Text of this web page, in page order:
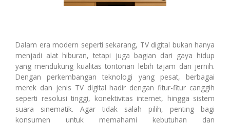
Paket SMS & Telepon
Unlock / Aktivasi Voucher
Transaksi Terjadwal
Transaksi Massal
Dalam era modern seperti sekarang, TV digital bukan hanya
menjadi alat hiburan, tetapi juga bagian dari gaya hidup
yang mendukung kualitas tontonan lebih tajam dan jernih.
Dengan perkembangan teknologi yang pesat, berbagai
merek dan jenis TV digital hadir dengan fitur-fitur canggih
seperti resolusi tinggi, konektivitas internet, hingga sistem
suara sinematik. Agar tidak salah pilih, penting bagi
konsumen untuk memahami kebutuhan dan